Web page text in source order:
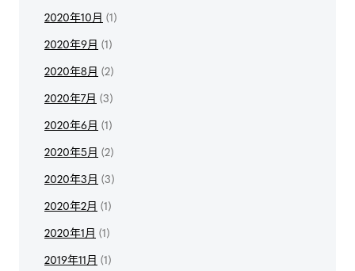
2020年10月 (1)
2020年9月 (1)
2020年8月 (2)
2020年7月 (3)
2020年6月 (1)
2020年5月 (2)
2020年3月 (3)
2020年2月 (1)
2020年1月 (1)
2019年11月 (1)